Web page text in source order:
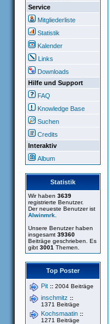
Service
Mitgliederliste
Statistik
Kalender
Links
Downloads
Hilfe und Support
FAQ
Knowledge Base
Suchen
Credits
Interaktiv
Album
Statistik
Wir haben 3639
registrierte Benutzer.
Der neueste Benutzer ist
Alwinmrk
Unsere Benutzer haben
insgesamt 39360
Beiträge geschrieben. Es
gibt 3001 Themen.
Top Poster
Pit :: 2004 Beiträge
inschmitz ::
1371 Beiträge
Kochsmaatin ::
1271 Beiträge